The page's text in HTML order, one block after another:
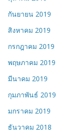
กันยายน 2019
สิงหาคม 2019
กรกฎาคม 2019
พฤษภาคม 2019
มีนาคม 2019
กุมภาพันธ์ 2019
มกราคม 2019
ธันวาคม 2018